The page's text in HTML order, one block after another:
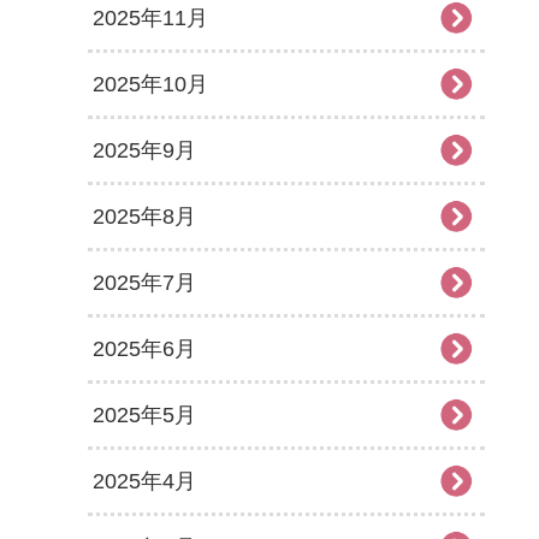
2025年11月
2025年10月
2025年9月
2025年8月
2025年7月
2025年6月
2025年5月
2025年4月